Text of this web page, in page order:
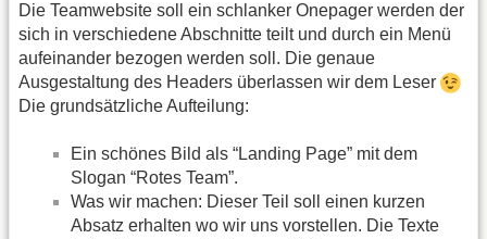
Die Teamwebsite soll ein schlanker Onepager werden der
sich in verschiedene Abschnitte teilt und durch ein Menü
aufeinander bezogen werden soll. Die genaue
Ausgestaltung des Headers überlassen wir dem Leser
Die grundsätzliche Aufteilung:
Ein schönes Bild als “Landing Page” mit dem
Slogan “Rotes Team”.
Was wir machen: Dieser Teil soll einen kurzen
Absatz erhalten wo wir uns vorstellen. Die Texte